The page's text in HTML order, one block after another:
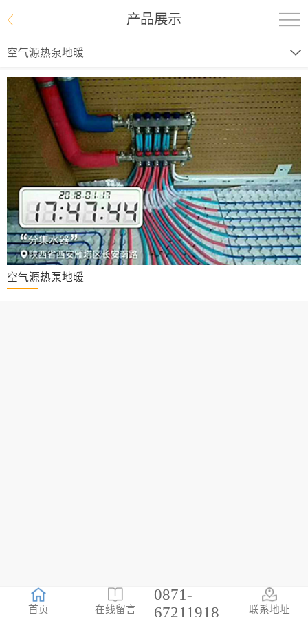
产品展示
空气源热泵地暖
空气源热泵地暖
首页 在线留言
0871-
67211918
联系地址